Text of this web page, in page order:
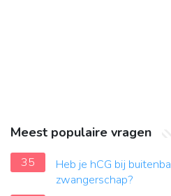
Meest populaire vragen
35
Heb je hCG bij
zwangerschap?